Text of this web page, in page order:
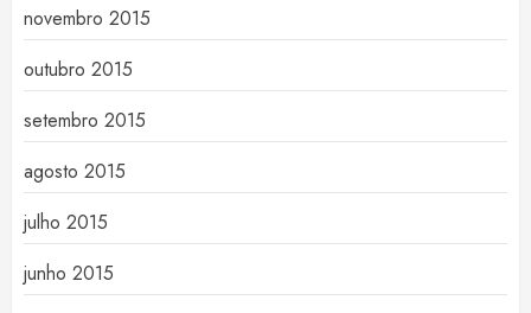
novembro 2015
outubro 2015
setembro 2015
agosto 2015
julho 2015
junho 2015